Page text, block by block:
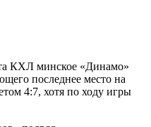
КХЛ минское «Динамо»
последнее место на
4:7, хотя по ходу игры